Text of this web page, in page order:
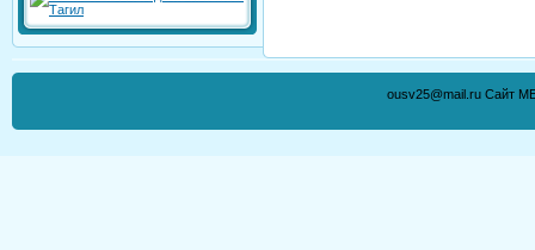
ousv25@mail.ru Сайт